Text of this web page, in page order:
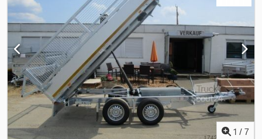
cm Širina tovarnog prostora: 150 cm Dužina vučne rudo: cca 124
cm Visina utovara: 63 cm Visina stranca: 30 cm Gume: 195/50R Tip
poda: višeslojna ploča i čelik Sa Eduard potpornih nogu: Ne
Čelične rampe za utovar (245 cm): Ne Djdsqwkktopfx Ahbeck
Imate pitanja? Pošaljite nam poruku ili nas pozovite! Tehničke
izmene, promene cena, greške i prethodna prodaja su mogući. Ne
preuzimamo odgovornost za greške i štamparske propuste.
1 / 7